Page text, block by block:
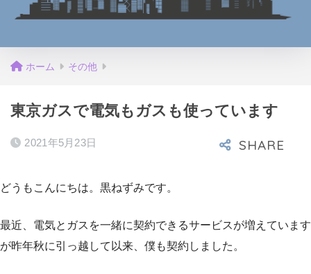
ホーム その他
東京ガスで電気もガスも使っています
2021年5月23日
どうもこんにちは。黒ねずみです。
最近、電気とガスを一緒に契約できるサービスが増えています
が昨年秋に引っ越して以来、僕も契約しました。